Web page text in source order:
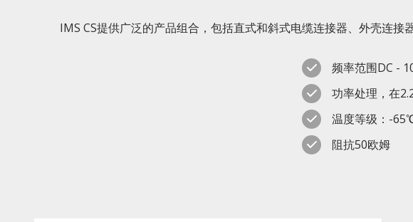
IMS CS提供广泛的产品组合，包括直式和斜式电缆连接器、外壳连接
频率范围DC -
功率处理，在
温度等级：-
阻抗50欧姆